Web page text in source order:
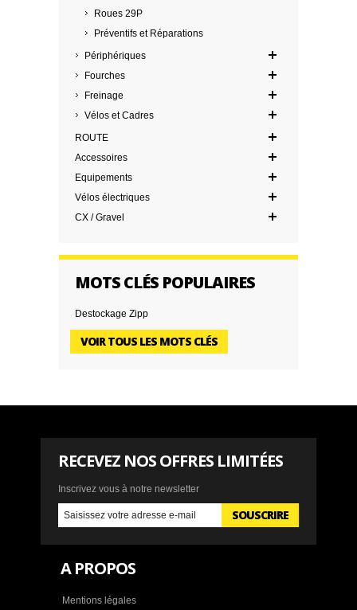
Roues 29P
Préventifs et Réparations
Périphériques
Fourches
Freinage
Vélos et Cadres
ROUTE
Accessoires
Equipements
Vélos électriques
CX / Gravel
MOTS CLÉS POPULAIRES
Destockage Zipp
VOIR TOUS LES MOTS CLÉS
RECEVEZ NOS OFFRES LIMITÉES
Inscrivez vous à notre newsletter
SOUSCRIRE
A PROPOS
Mentions légales